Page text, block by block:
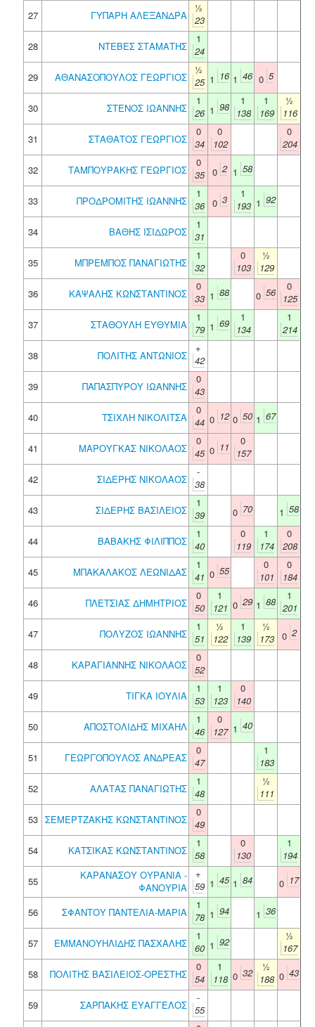
27
ΓΥΠΑΡΗ ΑΛΕΞΑΝΔΡΑ
½
23
28
ΝΤΕΒΕΣ ΣΤΑΜΑΤΗΣ
1
24
29
ΑΘΑΝΑΣΟΠΟΥΛΟΣ ΓΕΩΡΓΙΟΣ
½
25 1 16 1 46 0 5
30 ΣΤΕΝΟΣ ΙΩΑΝΝΗΣ
1
26 1 98
1
138
1
169
½
116
31
ΣΤΑΘΑΤΟΣ ΓΕΩΡΓΙΟΣ
0
34
0
102
0
204
32
ΤΑΜΠΟΥΡΑΚΗΣ ΓΕΩΡΓΙΟΣ
0
35
0 2 1 58
33 ΠΡΟΔΡΟΜΙΤΗΣ ΙΩΑΝΝΗΣ
1
36
0 3
1
193 1 92
34 ΒΑΘΗΣ ΙΣΙΔΩΡΟΣ
1
31
35
ΜΠΡΕΜΠΟΣ ΠΑΝΑΓΙΩΤΗΣ
1
32
0
103
½
129
36
ΚΑΨΑΛΗΣ ΚΩΝΣΤΑΝΤΙΝΟΣ
0
33 1 88 0 56
0
125
37
ΣΤΑΘΟΥΛΗ ΕΥΘΥΜΙΑ
1
79 1 69
1
134
1
214
38
ΠΟΛΙΤΗΣ ΑΝΤΩΝΙΟΣ
+
42
39
ΠΑΠΑΣΠΥΡΟΥ ΙΩΑΝΝΗΣ
0
43
40
ΤΣΙΧΛΗ ΝΙΚΟΛΙΤΣΑ
0
44 0 12 0 50 1 67
41 ΜΑΡΟΥΓΚΑΣ ΝΙΚΟΛΑΟΣ
0
45 0 11
0
157
42
ΣΙΔΕΡΗΣ ΝΙΚΟΛΑΟΣ
-
38
43
ΣΙΔΕΡΗΣ ΒΑΣΙΛΕΙΟΣ
1
39
0 70 1 58
44 ΒΑΒΑΚΗΣ ΦΙΛΙΠΠΟΣ
1
40
0
119
1
174
0
208
45
ΜΠΑΚΑΛΑΚΟΣ ΛΕΩΝΙΔΑΣ
1
41 0 55
0
101
0
184
46
ΠΛΕΤΣΙΑΣ ΔΗΜΗΤΡΙΟΣ
0
50
1
121 0 29 1 88
1
201
47
ΠΟΛΥΖΟΣ ΙΩΑΝΝΗΣ
1
51
½
122
1
139
½
173 0 2
48 ΚΑΡΑΓΙΑΝΝΗΣ ΝΙΚΟΛΑΟΣ
0
52
49
ΤΙΓΚΑ ΙΟΥΛΙΑ
1
53
1
123
0
140
50
ΑΠΟΣΤΟΛΙΔΗΣ ΜΙΧΑΗΛ
1
46
0
127 1 40
51 ΓΕΩΡΓΟΠΟΥΛΟΣ ΑΝΔΡΕΑΣ
0
47
1
183
52
ΑΛΑΤΑΣ ΠΑΝΑΓΙΩΤΗΣ
1
48
½
111
53 ΣΕΜΕΡΤΖΑΚΗΣ ΚΩΝΣΤΑΝΤΙΝΟΣ
0
49
54
ΚΑΤΣΙΚΑΣ ΚΩΝΣΤΑΝΤΙΝΟΣ
1
58
0
130
1
194
55
ΚΑΡΑΝΑΣΟΥ ΟΥΡΑΝΙΑ -
ΦΑΝΟΥΡΙΑ
+
59 1 45 1 84 0 17
56 ΣΦΑΝΤΟΥ ΠΑΝΤΕΛΙΑ-ΜΑΡΙΑ
1
78 1 94 1 36
57 ΕΜΜΑΝΟΥΗΛΙΔΗΣ ΠΑΣΧΑΛΗΣ
1
60 1 92
½
167
58
ΠΟΛΙΤΗΣ ΒΑΣΙΛΕΙΟΣ-ΟΡΕΣΤΗΣ
0
54
1
118 0 32
½
188 0 43
59 ΣΑΡΠΑΚΗΣ ΕΥΑΓΓΕΛΟΣ
-
55